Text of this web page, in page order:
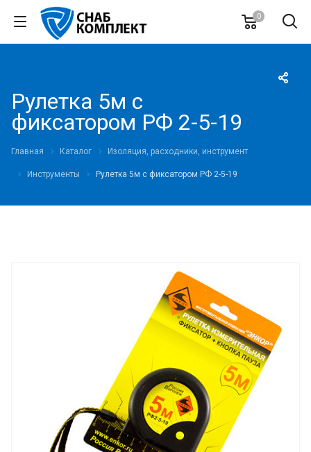
0
Рулетка 5м с
фиксатором РФ 2-5-19
Главная Каталог Изоляция, расходники, инструмент
Инструменты Рулетка 5м с фиксатором РФ 2-5-19